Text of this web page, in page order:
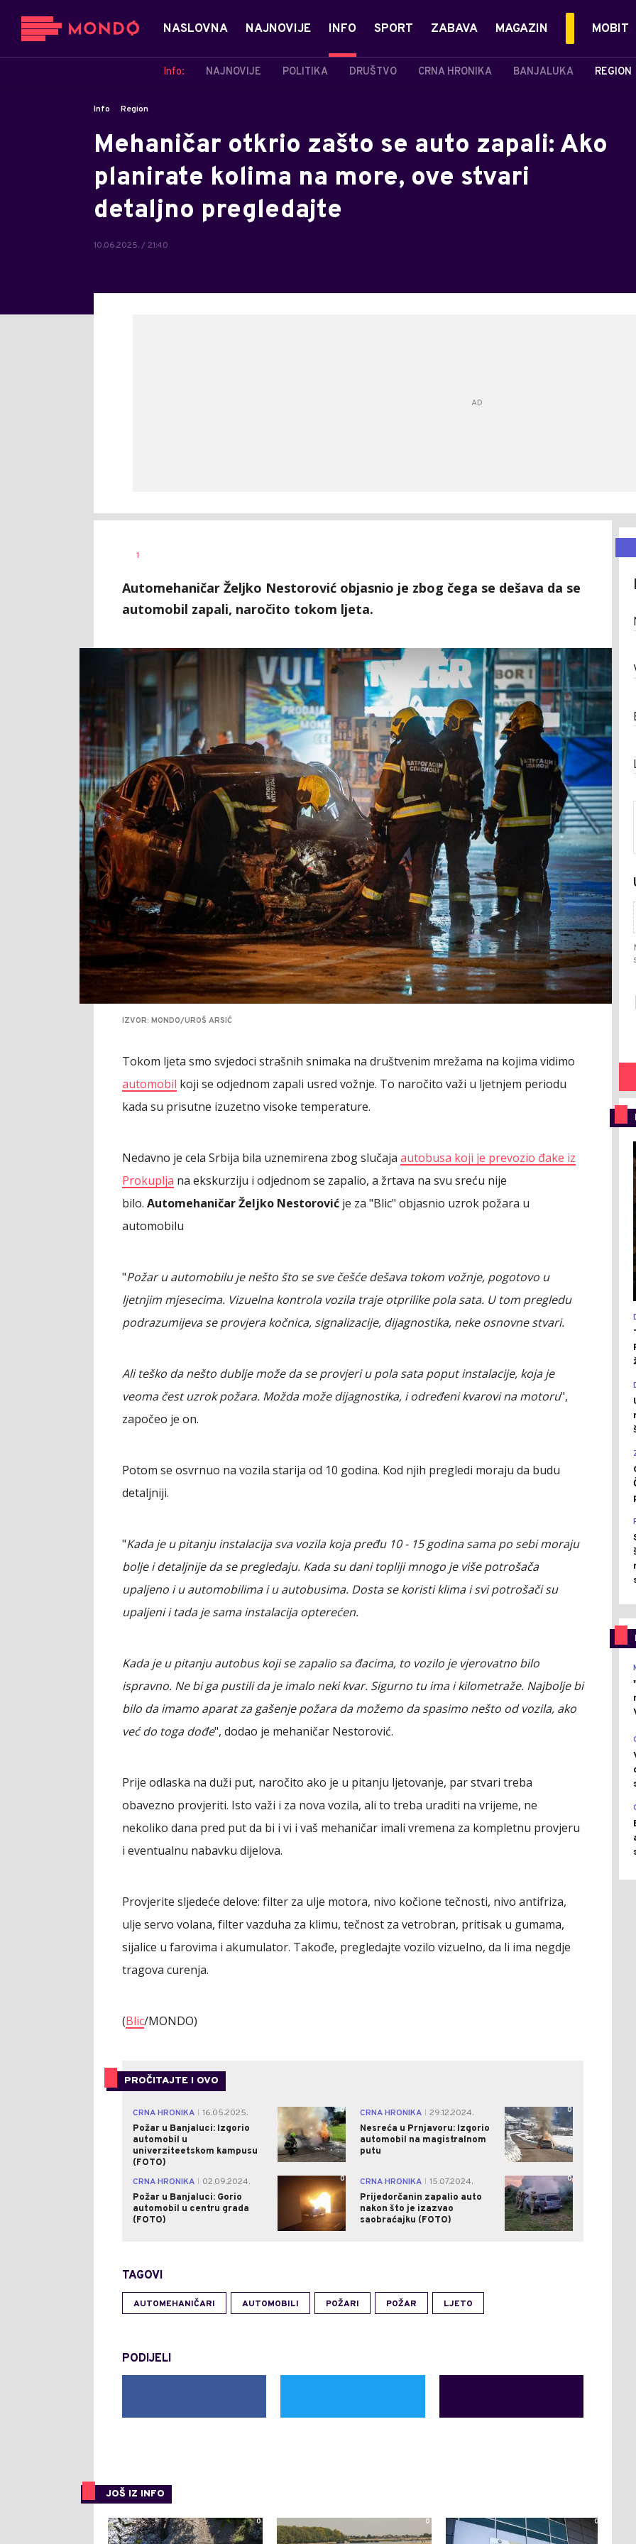
NASLOVNA NAJNOVIJE INFO
Info: NAJNOVIJE POLITIKA DRUŠTVO CRNA HRONIKA BANJALUKA REGION
SPORT ZABAVA MAGAZIN MOBIT
Info Region
Mehaničar otkrio zašto se auto zapali: Ako
planirate kolima na more, ove stvari
detaljno pregledajte
10.06.2025. / 21:40
AUTOR
1
Automehaničar Željko Nestorović objasnio je zbog čega se dešava da se
automobil zapali, naročito tokom ljeta.
IZVOR: MONDO/UROŠ ARSIĆ
Tokom ljeta smo svjedoci strašnih snimaka na društvenim mrežama na kojima vidimo
automobil koji se odjednom zapali usred vožnje. To naročito važi u ljetnjem periodu
kada su prisutne izuzetno visoke temperature.
Nedavno je cela Srbija bila uznemirena zbog slučaja autobusa koji je prevozio đake iz
Prokuplja na ekskurziju i odjednom se zapalio, a žrtava na svu sreću nije
bilo. Automehaničar Željko Nestorović je za "Blic" objasnio uzrok požara u
automobilu
"Požar u automobilu je nešto što se sve češće dešava tokom vožnje, pogotovo u
ljetnjim mjesecima. Vizuelna kontrola vozila traje otprilike pola sata. U tom pregledu
podrazumijeva se provjera kočnica, signalizacije, dijagnostika, neke osnovne stvari.
Ali teško da nešto dublje može da se provjeri u pola sata poput instalacije, koja je
veoma čest uzrok požara. Možda može dijagnostika, i određeni kvarovi na motoru",
započeo je on.
Potom se osvrnuo na vozila starija od 10 godina. Kod njih pregledi moraju da budu
detaljniji.
"Kada je u pitanju instalacija sva vozila koja pređu 10 - 15 godina sama po sebi moraju
bolje i detaljnije da se pregledaju. Kada su dani topliji mnogo je više potrošača
upaljeno i u automobilima i u autobusima. Dosta se koristi klima i svi potrošači su
upaljeni i tada je sama instalacija opterećen.
Kada je u pitanju autobus koji se zapalio sa đacima, to vozilo je vjerovatno bilo
ispravno. Ne bi ga pustili da je imalo neki kvar. Sigurno tu ima i kilometraže. Najbolje bi
bilo da imamo aparat za gašenje požara da možemo da spasimo nešto od vozila, ako
već do toga dođe", dodao je mehaničar Nestorović.
Prije odlaska na duži put, naročito ako je u pitanju ljetovanje, par stvari treba
obavezno provjeriti. Isto važi i za nova vozila, ali to treba uraditi na vrijeme, ne
nekoliko dana pred put da bi i vi i vaš mehaničar imali vremena za kompletnu provjeru
i eventualnu nabavku dijelova.
Provjerite sljedeće delove: filter za ulje motora, nivo kočione tečnosti, nivo antifriza,
ulje servo volana, filter vazduha za klimu, tečnost za vetrobran, pritisak u gumama,
sijalice u farovima i akumulator. Takođe, pregledajte vozilo vizuelno, da li ima negdje
tragova curenja.
(Blic/MONDO)
PROČITAJTE I OVO
CRNA HRONIKA
16.05.2025.
Požar u Banjaluci: Izgorio
automobil u
univerziteetskom kampusu
(FOTO)
0 CRNA HRONIKA
29.12.2024.
Nesreća u Prnjavoru: Izgorio
automobil na magistralnom
putu
0
CRNA HRONIKA
02.09.2024.
Požar u Banjaluci: Gorio
automobil u centru grada
(FOTO)
0 CRNA HRONIKA
15.07.2024.
Prijedorčanin zapalio auto
nakon što je izazvao
saobraćajku (FOTO)
0
TAGOVI
AUTOMEHANIČARI AUTOMOBILI POŽARI POŽAR LJETO
PODIJELI
JOŠ IZ INFO
0 0 0